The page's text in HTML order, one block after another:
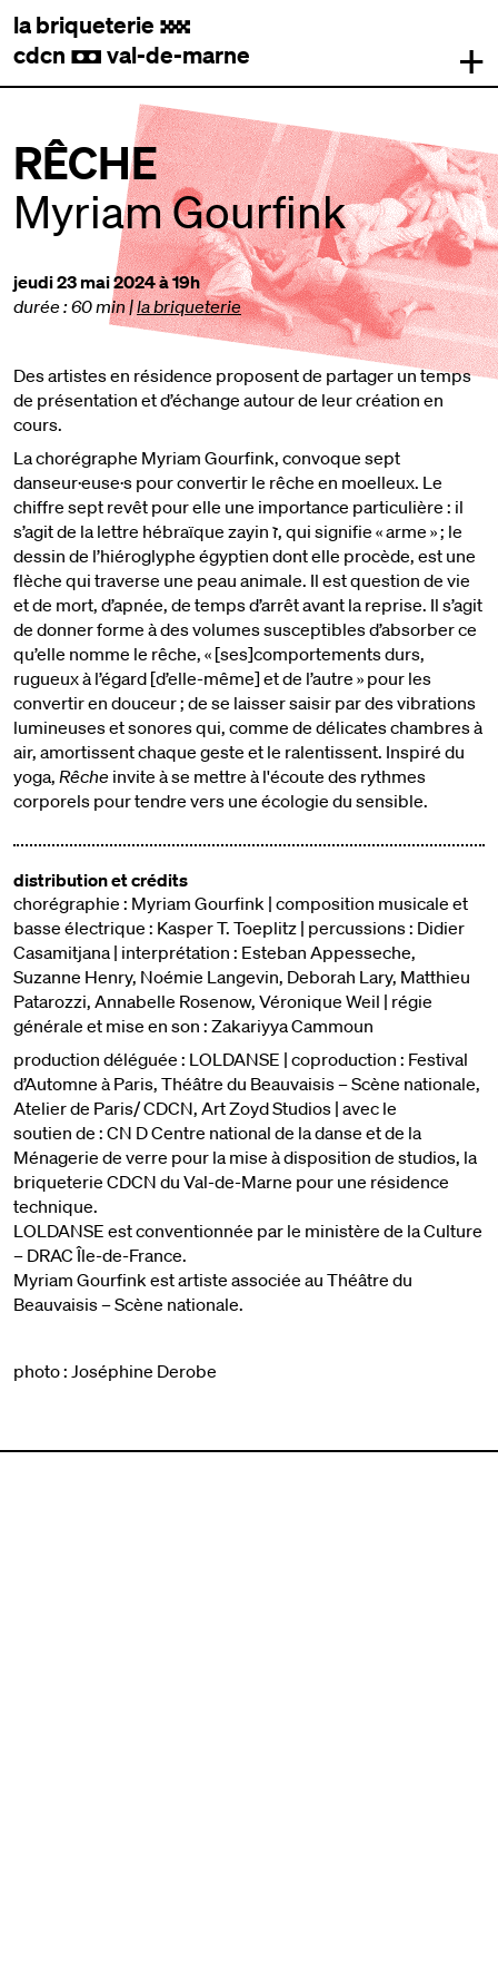
la briqueterie .
cdcn , val-de-marne +
RÊCHE
Myriam Gourfink
jeudi 23 mai 2024 à 19h
durée : 60 min|la briqueterie
Des artistes en résidence proposent de partager un temps
de présentation et d’échange autour de leur création en
cours.
La chorégraphe Myriam Gourfink, convoque sept
danseur·euse·s pour convertir le rêche en moelleux. Le
chiffre sept revêt pour elle une importance particulière : il
s’agit de la lettre hébraïque zayin ז, qui signifie « arme » ; le
dessin de l’hiéroglyphe égyptien dont elle procède, est une
flèche qui traverse une peau animale. Il est question de vie
et de mort, d’apnée, de temps d’arrêt avant la reprise. Il s’agit
de donner forme à des volumes susceptibles d’absorber ce
qu’elle nomme le rêche, « [ses]comportements durs,
rugueux à l’égard [d’elle-même] et de l’autre » pour les
convertir en douceur ; de se laisser saisir par des vibrations
lumineuses et sonores qui, comme de délicates chambres à
air, amortissent chaque geste et le ralentissent. Inspiré du
yoga, Rêche invite à se mettre à l'écoute des rythmes
corporels pour tendre vers une écologie du sensible.
distribution et crédits
chorégraphie : Myriam Gourfink | composition musicale et
basse électrique : Kasper T. Toeplitz | percussions : Didier
Casamitjana | interprétation : Esteban Appesseche,
Suzanne Henry, Noémie Langevin, Deborah Lary, Matthieu
Patarozzi, Annabelle Rosenow, Véronique Weil | régie
générale et mise en son : Zakariyya Cammoun
production déléguée : LOLDANSE | coproduction : Festival
d’Automne à Paris, Théâtre du Beauvaisis – Scène nationale,
Atelier de Paris/ CDCN, Art Zoyd Studios | avec le
soutien de : CN D Centre national de la danse et de la
Ménagerie de verre pour la mise à disposition de studios, la
briqueterie CDCN du Val-de-Marne pour une résidence
technique.
LOLDANSE est conventionnée par le ministère de la Culture
– DRAC Île-de-France.
Myriam Gourfink est artiste associée au Théâtre du
Beauvaisis – Scène nationale.
photo : Joséphine Derobe